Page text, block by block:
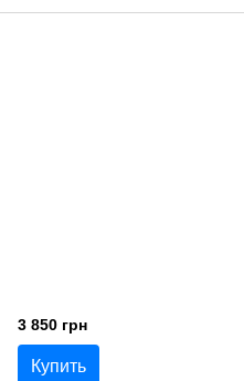
3 850 грн
Купить